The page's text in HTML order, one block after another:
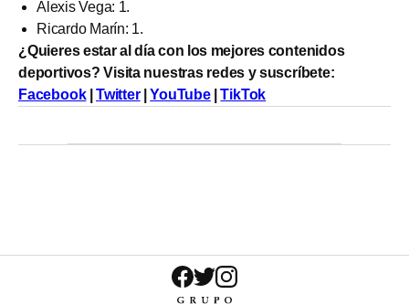
Alexis Vega: 1.
Ricardo Marín: 1.
¿Quieres estar al día con los mejores contenidos
deportivos? Visita nuestras redes y suscríbete:
Facebook|Twitter|YouTube|TikTok